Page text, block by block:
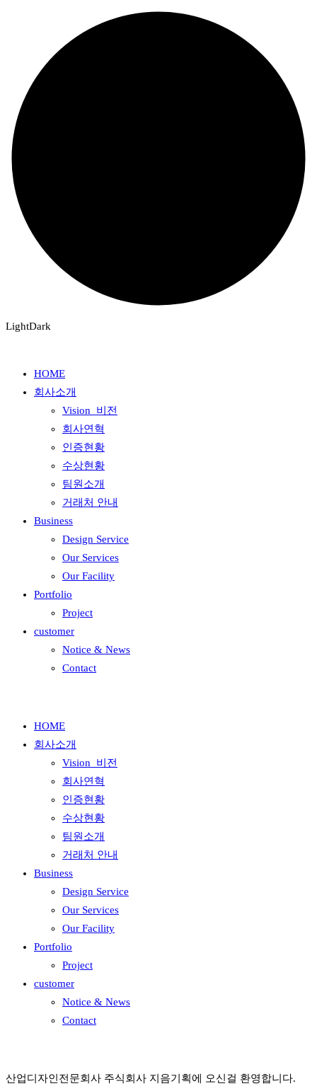
LightDark
HOME
회사소개
Vision_비전
회사연혁
인증현황
수상현황
팀원소개
거래처 안내
Business
Design Service
Our Services
Our Facility
Portfolio
Project
customer
Notice & News
Contact
HOME
회사소개
Vision_비전
회사연혁
인증현황
수상현황
팀원소개
거래처 안내
Business
Design Service
Our Services
Our Facility
Portfolio
Project
customer
Notice & News
Contact
산업디자인전문회사 주식회사 지음기획에 오신걸 환영합니다.